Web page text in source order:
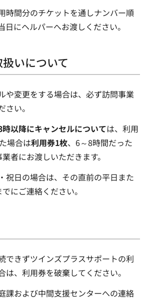
時間分のチケットを通しナンバー順
日にヘルパーへお渡しください。
いについて
や変更をする場合は、必ず訪問事業
い。
以降にキャンセルについては、利用
場合は利用券1枚、6～8時間だった
者にお渡しいただきます。
祝日の場合は、その直前の平日また
にご連絡ください。
できずツインズプラスサポートの利
は、利用券を破棄してください。
課および中間支援センターへの連絡